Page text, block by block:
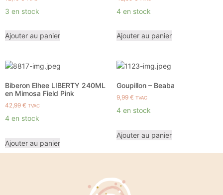
3 en stock
Ajouter au panier
4 en stock
Ajouter au panier
Biberon Elhee LIBERTY 240ML
en Mimosa Field Pink
42,99 € TVAC
4 en stock
Ajouter au panier
Goupillon – Beaba
9,99 € TVAC
4 en stock
Ajouter au panier